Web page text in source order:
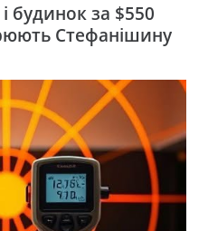
будинок за $550
Стефанішину